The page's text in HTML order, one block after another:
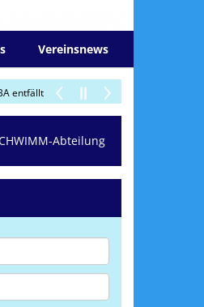
Vereinsnews
Do 30.7.! +++ +++ 29.07.2026:
Abteilung